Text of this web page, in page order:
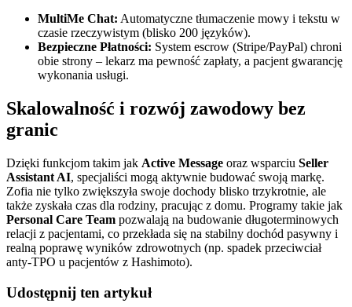
MultiMe Chat: Automatyczne tłumaczenie mowy i tekstu w
czasie rzeczywistym (blisko 200 języków).
Bezpieczne Płatności: System escrow (Stripe/PayPal) chroni
obie strony – lekarz ma pewność zapłaty, a pacjent gwarancję
wykonania usługi.
Skalowalność i rozwój zawodowy bez
granic
Dzięki funkcjom takim jak Active Message oraz wsparciu Seller
Assistant AI, specjaliści mogą aktywnie budować swoją markę.
Zofia nie tylko zwiększyła swoje dochody blisko trzykrotnie, ale
także zyskała czas dla rodziny, pracując z domu. Programy takie jak
Personal Care Team pozwalają na budowanie długoterminowych
relacji z pacjentami, co przekłada się na stabilny dochód pasywny i
realną poprawę wyników zdrowotnych (np. spadek przeciwciał
anty-TPO u pacjentów z Hashimoto).
Udostępnij ten artykuł